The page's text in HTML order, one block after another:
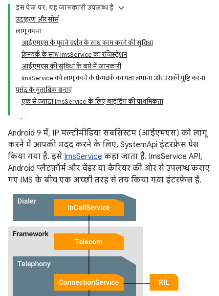
इस पेज पर, यह जानकारी उपलब्ध है
उदाहरण और सोर्स
लागू करना
आईएमएस के पुराने वर्शन के साथ काम करने की सुविधा
फ़्रेमवर्क के साथ ImsService का रजिस्ट्रेशन
आईएमएस की सुविधा के बारे में जानकारी
ImsService को लागू करने के फ़्रेमवर्क का पता लगाना और उसकी पुष्टि करना
पसंद के मुताबिक बनाएं
एक से ज़्यादा ImsService के लिए बाइंडिंग की प्राथमिकता
Android 9 में, IP मल्टीमीडिया सबसिस्टम (आईएमएस) को लागू
करने में आपकी मदद करने के लिए, SystemApi इंटरफ़ेस पेश
किया गया है. इसे ImsService कहा जाता है. ImsService API,
Android प्लैटफ़ॉर्म और वेंडर या कैरियर की ओर से उपलब्ध कराए
गए IMS के बीच एक अच्छी तरह से तय किया गया इंटरफ़ेस है.